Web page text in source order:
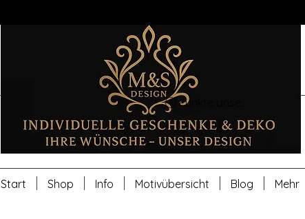
Start Shop Info Motivübersicht Blog Mehr